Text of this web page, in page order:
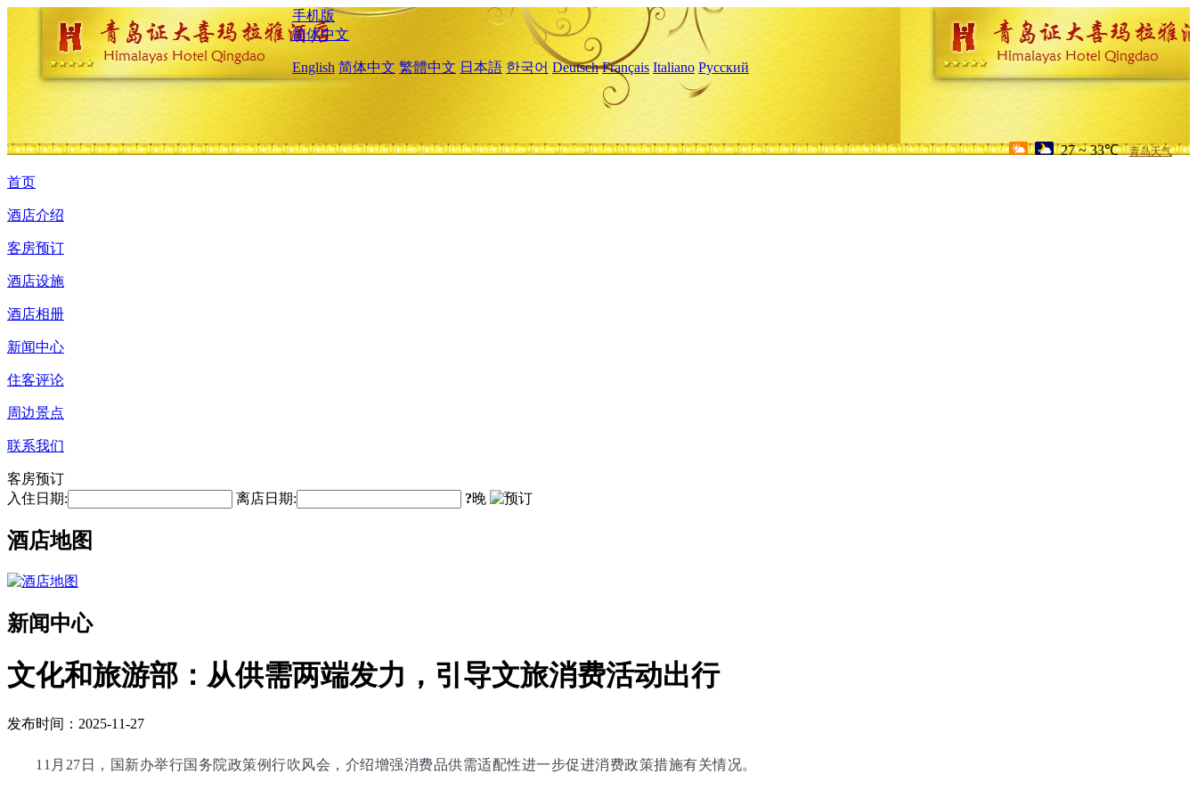
手机版
简体中文
English 简体中文 繁體中文 日本語 한국어 Deutsch Français Italiano Русский
27 ~ 33℃ 青岛天气
首页
酒店介绍
客房预订
酒店设施
酒店相册
新闻中心
住客评论
周边景点
联系我们
客房预订
入住日期:
离店日期: ?晚
酒店地图
新闻中心
文化和旅游部：从供需两端发力，引导文旅消费活动出行
发布时间：2025-11-27
11月27日，国新办举行国务院政策例行吹风会，介绍增强消费品供需适配性进一步促进消费政策措施有关情况。